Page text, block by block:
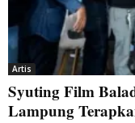
Artis
Syuting Film
Lampung